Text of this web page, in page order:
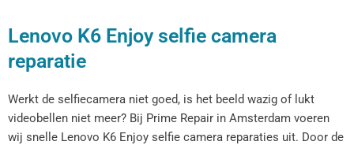
Lenovo K6 Enjoy selfie camera
reparatie
Werkt de selfiecamera niet goed, is het beeld wazig of lukt
videobellen niet meer? Bij Prime Repair in Amsterdam voeren
wij snelle Lenovo K6 Enjoy selfie camera reparaties uit. Door de